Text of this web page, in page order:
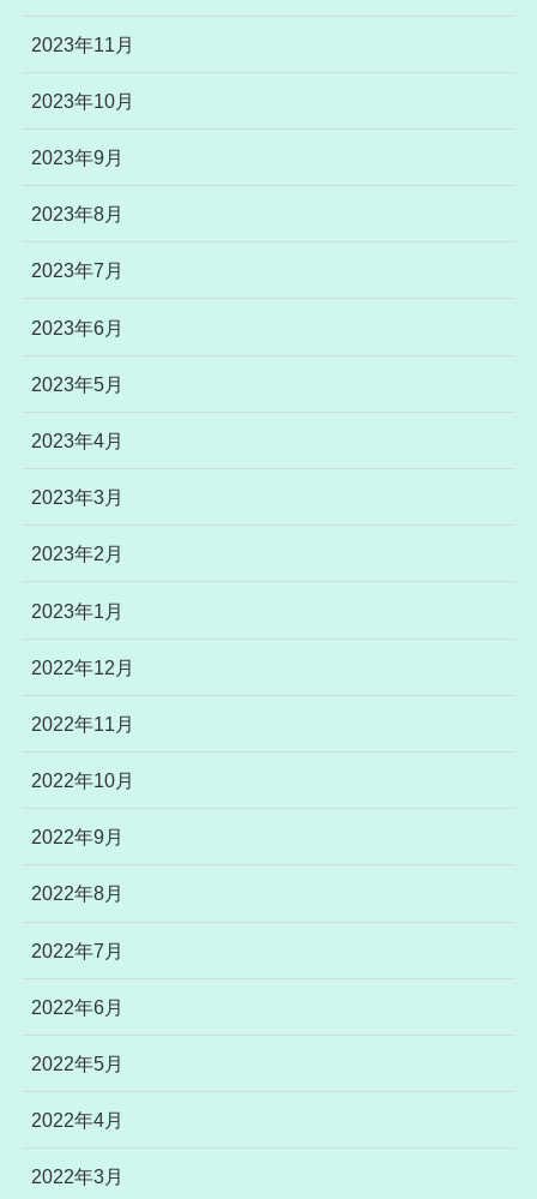
2023年11月
2023年10月
2023年9月
2023年8月
2023年7月
2023年6月
2023年5月
2023年4月
2023年3月
2023年2月
2023年1月
2022年12月
2022年11月
2022年10月
2022年9月
2022年8月
2022年7月
2022年6月
2022年5月
2022年4月
2022年3月